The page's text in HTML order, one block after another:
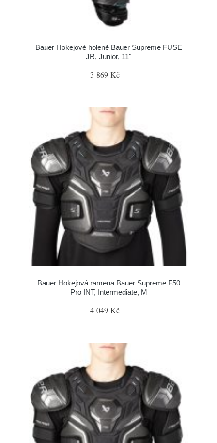
Bauer Hokejové holeně Bauer Supreme FUSE
JR, Junior, 11"
3 869 Kč
Bauer Hokejová ramena Bauer Supreme F50
Pro INT, Intermediate, M
4 049 Kč